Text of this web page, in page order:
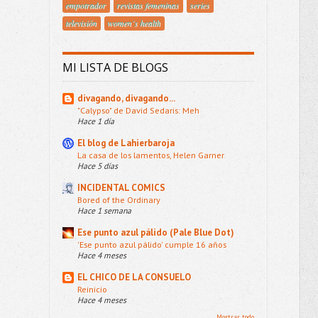
empotrador revistas femeninas
series
televisión
women´s health
MI LISTA DE BLOGS
divagando, divagando...
"Calypso" de David Sedaris: Meh
Hace 1 día
El blog de Lahierbaroja
La casa de los lamentos, Helen Garner
Hace 5 días
INCIDENTAL COMICS
Bored of the Ordinary
Hace 1 semana
Ese punto azul pálido (Pale Blue Dot)
'Ese punto azul pálido' cumple 16 años
Hace 4 meses
EL CHICO DE LA CONSUELO
Reinicio
Hace 4 meses